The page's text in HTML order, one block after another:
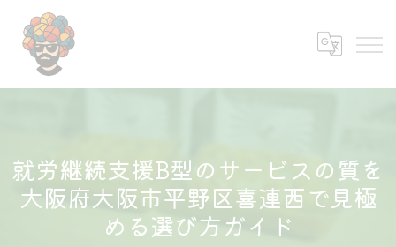
就労継続支援B型のサービスの質を
大阪府大阪市平野区喜連西で見極
める選び方ガイド